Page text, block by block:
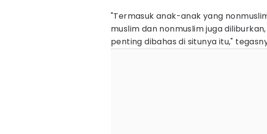
"Termasuk anak-anak yang
muslim dan nonmuslim juga
penting dibahas di situnya itu,"